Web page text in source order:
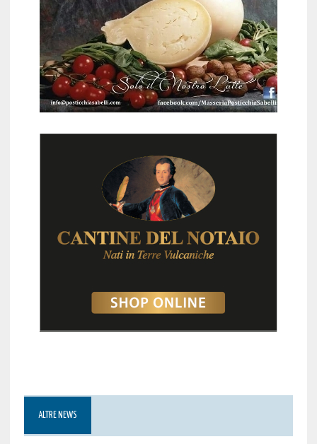
ALTRE NEWS